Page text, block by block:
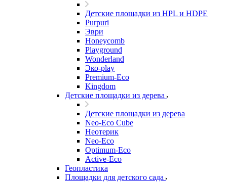
Детские площадки из HPL и HDPE
Purpuri
Эври
Honeycomb
Playground
Wonderland
Эко-play
Premium-Eco
Kingdom
Детские площадки из дерева
Детские площадки из дерева
Neo-Eco Cube
Неотерик
Neo-Eco
Оptimum-Еco
Active-Eco
Геопластика
Площадки для детского сада